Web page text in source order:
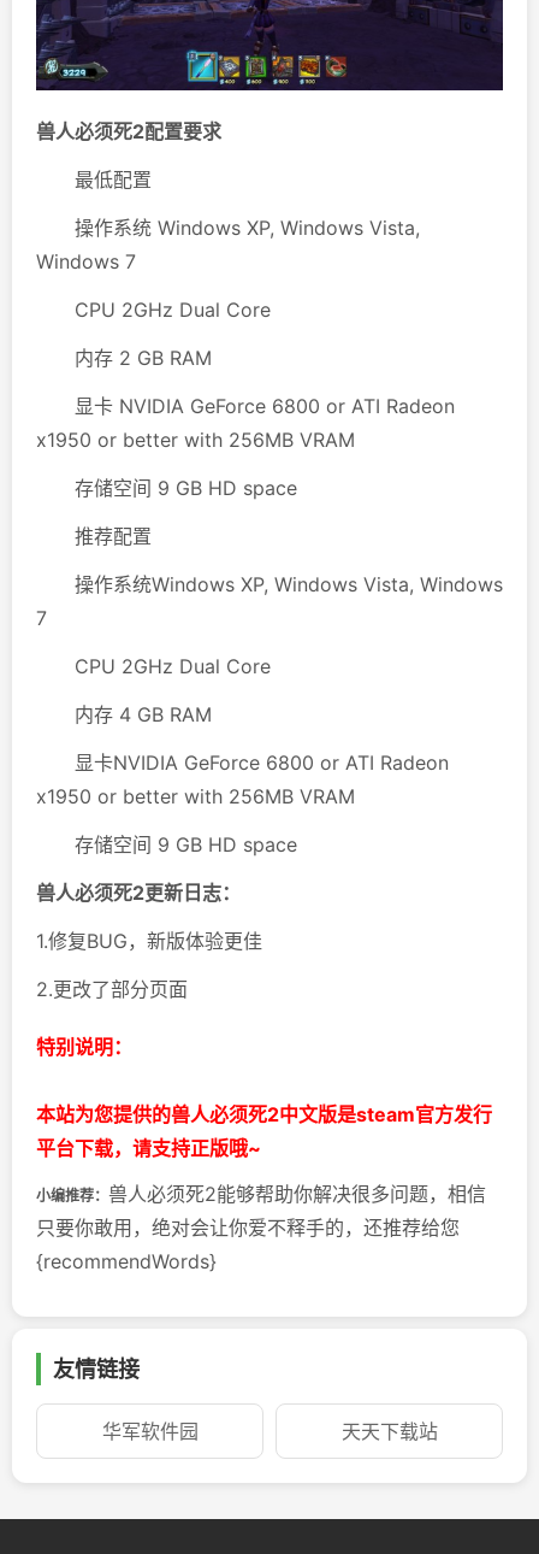
兽人必须死2配置要求
最低配置
操作系统 Windows XP, Windows Vista,
Windows 7
CPU 2GHz Dual Core
内存 2 GB RAM
显卡 NVIDIA GeForce 6800 or ATI Radeon
x1950 or better with 256MB VRAM
存储空间 9 GB HD space
推荐配置
操作系统Windows XP, Windows Vista, Windows
7
CPU 2GHz Dual Core
内存 4 GB RAM
显卡NVIDIA GeForce 6800 or ATI Radeon
x1950 or better with 256MB VRAM
存储空间 9 GB HD space
兽人必须死2更新日志：
1.修复BUG，新版体验更佳
2.更改了部分页面
特别说明：
本站为您提供的兽人必须死2中文版是steam官方发行
平台下载，请支持正版哦~
小编推荐： 兽人必须死2能够帮助你解决很多问题，相信
只要你敢用，绝对会让你爱不释手的，还推荐给您
{recommendWords}
友情链接
华军软件园 天天下载站